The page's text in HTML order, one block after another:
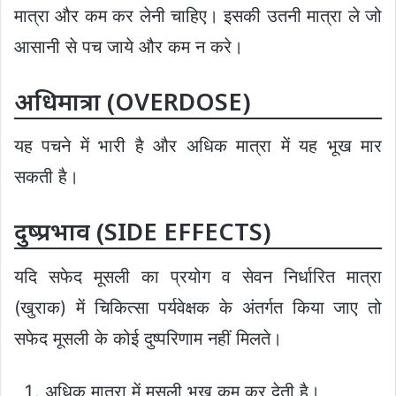
मात्रा और कम कर लेनी चाहिए। इसकी उतनी मात्रा ले जो
आसानी से पच जाये और कम न करे।
अधिमात्रा (OVERDOSE)
यह पचने में भारी है और अधिक मात्रा में यह भूख मार
सकती है।
दुष्प्रभाव (SIDE EFFECTS)
यदि सफेद मूसली का प्रयोग व सेवन निर्धारित मात्रा
(खुराक) में चिकित्सा पर्यवेक्षक के अंतर्गत किया जाए तो
सफेद मूसली के कोई दुष्परिणाम नहीं मिलते।
अधिक मात्रा में मूसली भूख कम कर देती है।